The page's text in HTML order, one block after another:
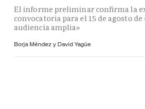
El informe preliminar confirma la
convocatoria para el 15 de agosto
audiencia amplia»
Borja Méndez y David Yagüe